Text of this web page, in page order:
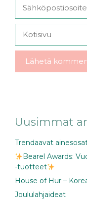
Uusimmat
Trendaavat
Bearel Awards:
-tuotteet
House of Hur –
Joululahjaideat